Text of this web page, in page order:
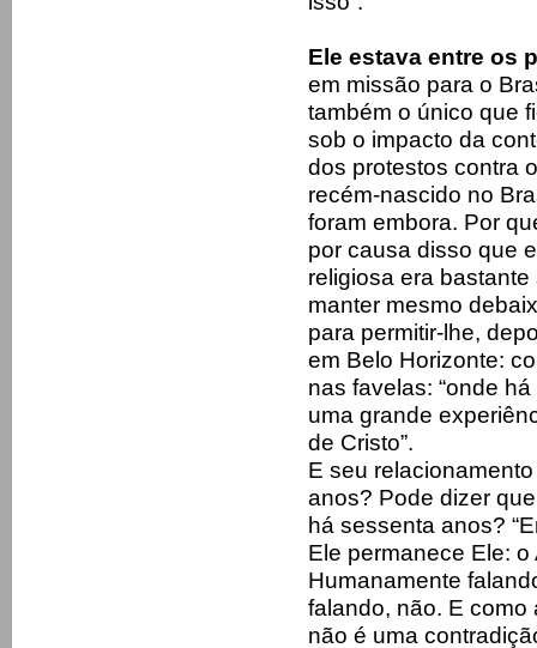
Ele estava entre os
em missão para o
também o único que
sob o impacto da
dos protestos contra
recém-nascido no
foram embora. Por
por causa disso que
religiosa era
manter mesmo
para permitir-lhe,
em Belo Horizonte:
nas favelas: “onde
uma grande
de Cristo”.
E seu
anos? Pode dizer
há sessenta anos?
Ele permanece Ele:
Humanamente
falando, não. E
não é uma